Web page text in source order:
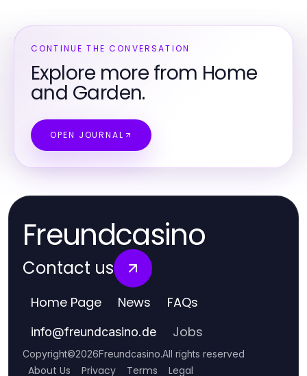
CONTINUE THE CONVERSATION
Explore more from Home
and Garden.
OPEN JOURNAL
Freundcasino
Contact us
Home Page News FAQs
info@freundcasino.de Jobs
Copyright©2026Freundcasino.All rights reserved
About Us Privacy Terms Legal